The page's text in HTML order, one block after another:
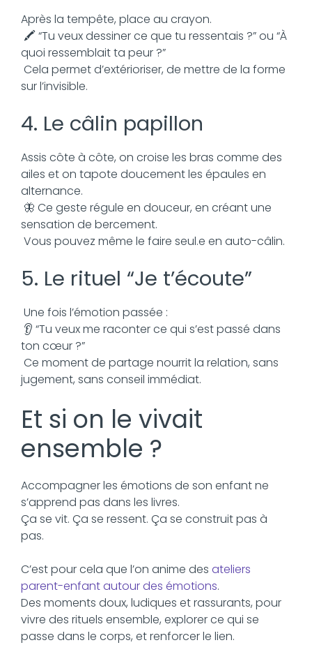
Après la tempête, place au crayon.
🖍️ “Tu veux dessiner ce que tu ressentais ?” ou “À
quoi ressemblait ta peur ?”
Cela permet d’extérioriser, de mettre de la forme
sur l’invisible.
4. Le câlin papillon
Assis côte à côte, on croise les bras comme des
ailes et on tapote doucement les épaules en
alternance.
🦋 Ce geste régule en douceur, en créant une
sensation de bercement.
Vous pouvez même le faire seul.e en auto-câlin.
5. Le rituel “Je t’écoute”
Une fois l’émotion passée :
👂 “Tu veux me raconter ce qui s’est passé dans
ton cœur ?”
Ce moment de partage nourrit la relation, sans
jugement, sans conseil immédiat.
Et si on le vivait
ensemble ?
Accompagner les émotions de son enfant ne
s’apprend pas dans les livres.
Ça se vit. Ça se ressent. Ça se construit pas à
pas.
C’est pour cela que l’on anime des ateliers
parent-enfant autour des émotions.
Des moments doux, ludiques et rassurants, pour
vivre des rituels ensemble, explorer ce qui se
passe dans le corps, et renforcer le lien.